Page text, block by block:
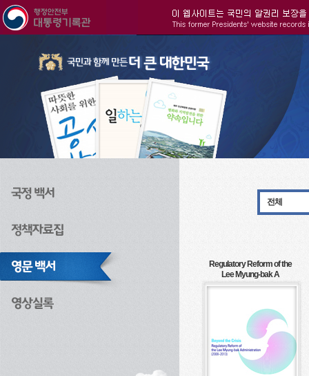
전체
Regulatory Reform of the
Lee Myung-bak A